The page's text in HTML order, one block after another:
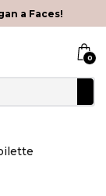
a Faces!
0